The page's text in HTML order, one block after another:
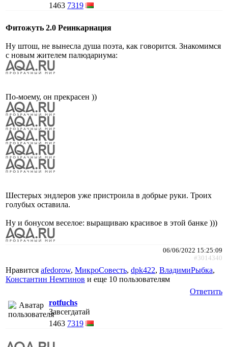
1463 7319
Фитожуть 2.0 Реинкарнация
Ну штош, не вынесла душа поэта, как говорится. Знакомимся
с новым жителем палюдариума:
По-моему, он прекрасен ))
Шестерых эндлеров уже пристроила в добрые руки. Троих
голубых оставила.
Ну и бонусом веселое: выращиваю красивое в этой банке )))
06/06/2022 15:25:09
#3014340
Нравится afedorow, МикроСовесть, dpk422, ВладимиРыбка,
Константин Немтинов и еще 10 пользователям
Ответить
rotfuchs
Завсегдатай
1463 7319